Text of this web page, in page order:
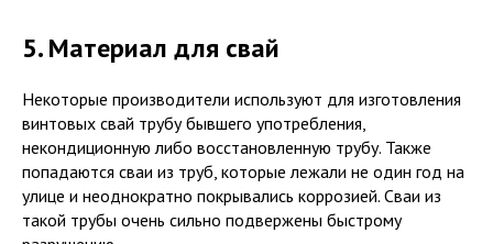
5. Материал для свай
Некоторые производители используют для изготовления
винтовых свай трубу бывшего употребления,
некондиционную либо восстановленную трубу. Также
попадаются сваи из труб, которые лежали не один год на
улице и неоднократно покрывались коррозией. Сваи из
такой трубы очень сильно подвержены быстрому